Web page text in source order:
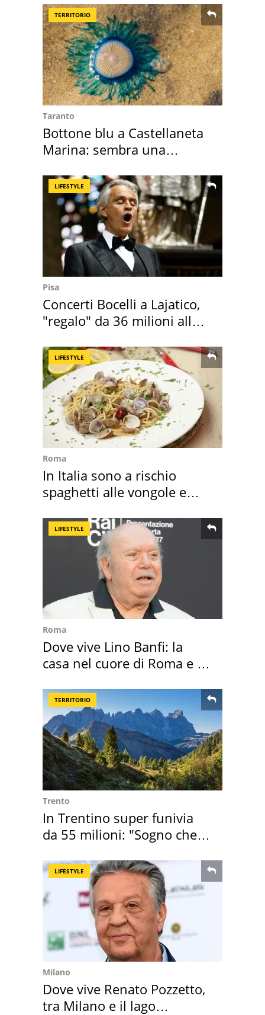
TERRITORIO
Taranto
Bottone blu a Castellaneta
Marina: sembra una
LIFESTYLE
Pisa
Concerti Bocelli a Lajatico,
"regalo" da 36 milioni alla
LIFESTYLE
Roma
In Italia sono a rischio
spaghetti alle vongole e
LIFESTYLE
Roma
Dove vive Lino Banfi: la
casa nel cuore di Roma e i
TERRITORIO
Trento
In Trentino super funivia
da 55 milioni: "Sogno che si
LIFESTYLE
Milano
Dove vive Renato Pozzetto,
tra Milano e il lago